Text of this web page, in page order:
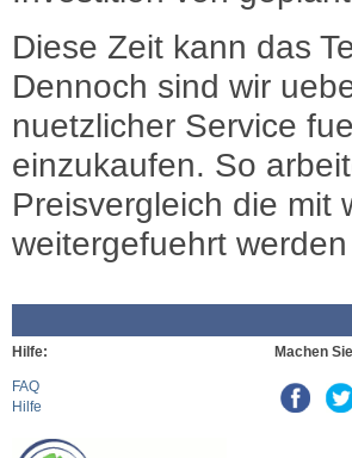
Diese Zeit kann das
Dennoch sind wir
nuetzlicher Service
einzukaufen. So
Preisvergleich die mit
weitergefuehrt
Hilfe:
FAQ
Hilfe
Machen